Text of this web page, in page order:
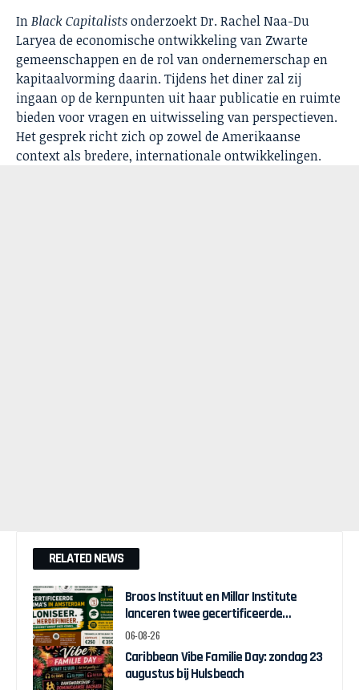
InBlack Capitalistsonderzoekt Dr. Rachel Naa-Du
Laryea de economische ontwikkeling van Zwarte
gemeenschappen en de rol van ondernemerschap en
kapitaalvorming daarin. Tijdens het diner zal zij
ingaan op de kernpunten uit haar publicatie en ruimte
bieden voor vragen en uitwisseling van perspectieven.
Het gesprek richt zich op zowel de Amerikaanse
context als bredere, internationale ontwikkelingen.
RELATED NEWS
Broos Instituut en Millar Institute
lanceren twee gecertificeerde
Afrocentrische opleidingen in
Amsterdam
06-08-26
Caribbean Vibe Familie Day: zondag 23
augustus bij Hulsbeach